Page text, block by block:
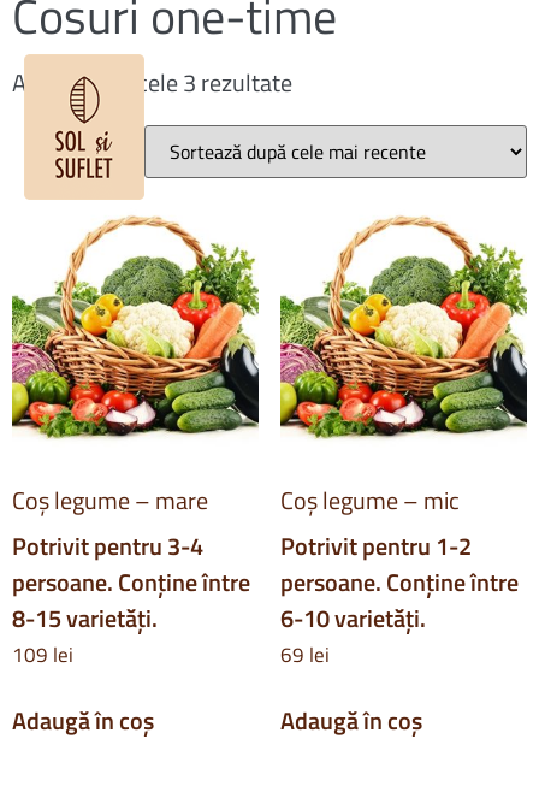
Cosuri one-time
Afișez toate cele 3 rezultate
Coș legume – mare
Potrivit pentru 3-4
persoane. Conține între
8-15 varietăți.
109 lei
Adaugă în coș
Coș legume – mic
Potrivit pentru 1-2
persoane. Conține între
6-10 varietăți.
69 lei
Adaugă în coș